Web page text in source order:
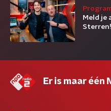
Meld je
Sterren!
Er is maar één